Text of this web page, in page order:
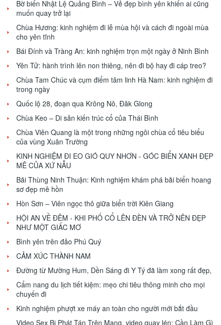
Bờ biển Nhật Lệ Quảng Bình – Vẻ đẹp bình yên khiến ai cũng
muốn quay trở lại
Chùa Hương: kinh nghiệm đi lễ mùa hội và cách đi ngoài mùa
cho yên tĩnh
Bái Đính và Tràng An: kinh nghiệm trọn một ngày ở Ninh Bình
Yên Tử: hành trình lên non thiêng, nên đi bộ hay đi cáp treo?
Chùa Tam Chúc và cụm điểm tâm linh Hà Nam: kinh nghiệm đi
trong ngày
Quốc lộ 28, đoạn qua Krông Nô, Đăk Glong
Chùa Keo – Di sản kiến trúc cổ của Thái Bình
Chùa Viên Quang là một trong những ngôi chùa cổ tiêu biểu
của vùng Xuân Trường
KINH NGHIỆM ĐI EO GIÓ QUY NHƠN - GÓC BIỂN XANH ĐẸP
MÊ CỦA XỨ NẪU
Bãi Thùng Ninh Thuận: Kinh nghiệm khám phá bãi biển hoang
sơ đẹp mê hồn
Hòn Sơn – Viên ngọc thô giữa biển trời Kiên Giang
HỘI AN VỀ ĐÊM - KHI PHỐ CỔ LÊN ĐÈN VÀ TRỞ NÊN ĐẸP
NHƯ MỘT GIẤC MƠ
Bình yên trên đảo Phú Quý
CẢM XÚC THÀNH NAM
Đường từ Mường Hum, Dền Sáng đi Y Tý đã làm xong rất đẹp,
Cẩm nang du lịch tiết kiệm: mẹo chi tiêu thông minh cho mọi
chuyến đi
Kinh nghiệm phượt xe máy an toàn cho người mới bắt đầu
Video Sex Bị Phát Tán Trên Mạng, video quay lén: Cần Làm Gì